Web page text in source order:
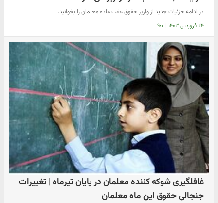
در ادامه جزئیات جدید از واریز حقوق عقب ماده معلمان را بخوانید.
۲۴ فروردین ۱۴۰۳ | ۹:۰
غافلگیری شوکه کننده معلمان در پایان تیرماه | تغییرات
جنجالی حقوق این ماه معلمان